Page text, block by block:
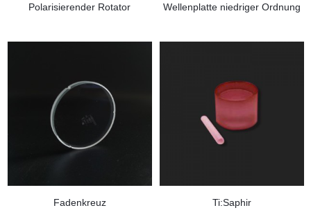
Polarisierender Rotator Wellenplatte niedriger Ordnung
Fadenkreuz Ti:Saphir